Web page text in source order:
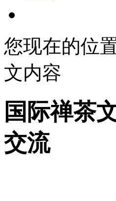
您现在的位
文内容
国际禅茶
交流